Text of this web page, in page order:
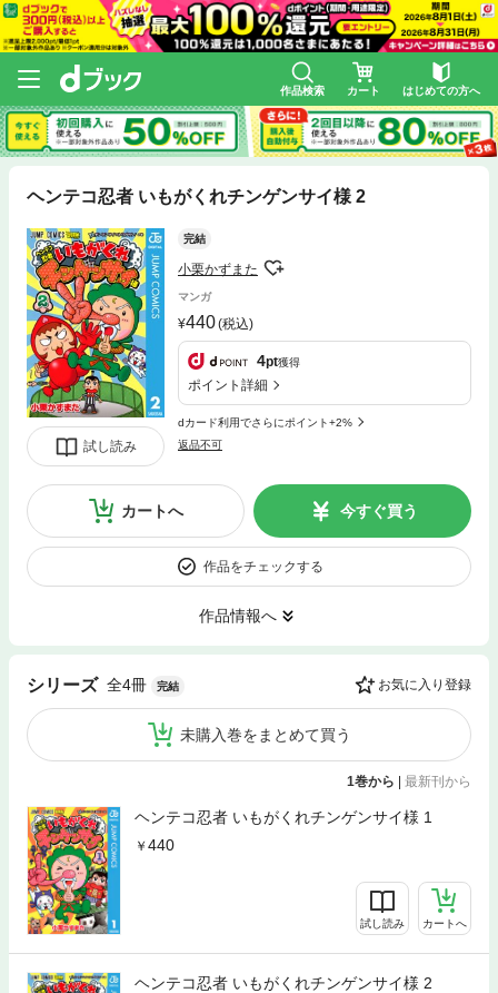
作品検索 カート はじめての方へ
ヘンテコ忍者 いもがくれチンゲンサイ様 2
試し読み
完結
小栗かずまた
マンガ
440(税込)
4pt獲得
ポイント詳細
dカード利用でさらにポイント+2%
返品不可
カートへ 今すぐ買う
作品をチェックする
作品情報へ
シリーズ 全4冊 完結 お気に入り登録
未購入巻をまとめて買う
1巻から 最新刊から
ヘンテコ忍者 いもがくれチンゲンサイ様 1
440
試し読み カートへ
ヘンテコ忍者 いもがくれチンゲンサイ様 2